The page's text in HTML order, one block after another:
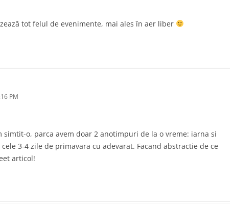
tot felul de evenimente, mai ales în aer liber
PM
simtit-o, parca avem doar 2 anotimpuri de la o vreme: iarna si
3-4 zile de primavara cu adevarat. Facand abstractie de ce
articol!